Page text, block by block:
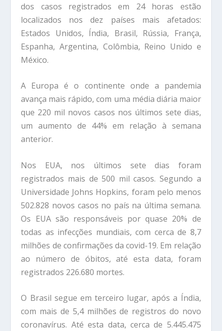
dos casos registrados em 24 horas estão
localizados nos dez países mais afetados:
Estados Unidos, Índia, Brasil, Rússia, França,
Espanha, Argentina, Colômbia, Reino Unido e
México.
A Europa é o continente onde a pandemia
avança mais rápido, com uma média diária maior
que 220 mil novos casos nos últimos sete dias,
um aumento de 44% em relação à semana
anterior.
Nos EUA, nos últimos sete dias foram
registrados mais de 500 mil casos. Segundo a
Universidade Johns Hopkins, foram pelo menos
502.828 novos casos no país na última semana.
Os EUA são responsáveis por quase 20% de
todas as infecções mundiais, com cerca de 8,7
milhões de confirmações da covid-19. Em relação
ao número de óbitos, até esta data, foram
registrados 226.680 mortes.
O Brasil segue em terceiro lugar, após a Índia,
com mais de 5,4 milhões de registros do novo
coronavírus. Até esta data, cerca de 5.445.475